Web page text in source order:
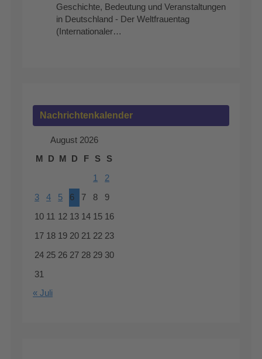
Geschichte, Bedeutung und Veranstaltungen
in Deutschland - Der Weltfrauentag
(Internationaler…
Nachrichtenkalender
August 2026
M
D M D F S S
1 2
3 4 5 6 7 8 9
10 11 12 13 14 15 16
17 18 19 20 21 22 23
24 25 26 27 28 29 30
31
« Juli